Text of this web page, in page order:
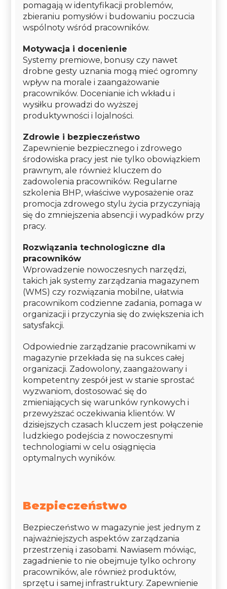
pomagają w identyfikacji problemów,
zbieraniu pomysłów i budowaniu poczucia
wspólnoty wśród pracowników.
Motywacja i docenienie
Systemy premiowe, bonusy czy nawet
drobne gesty uznania mogą mieć ogromny
wpływ na morale i zaangażowanie
pracowników. Docenianie ich wkładu i
wysiłku prowadzi do wyższej
produktywności i lojalności.
Zdrowie i bezpieczeństwo
Zapewnienie bezpiecznego i zdrowego
środowiska pracy jest nie tylko obowiązkiem
prawnym, ale również kluczem do
zadowolenia pracowników. Regularne
szkolenia BHP, właściwe wyposażenie oraz
promocja zdrowego stylu życia przyczyniają
się do zmniejszenia absencji i wypadków przy
pracy.
Rozwiązania technologiczne dla
pracowników
Wprowadzenie nowoczesnych narzędzi,
takich jak systemy zarządzania magazynem
(WMS) czy rozwiązania mobilne, ułatwia
pracownikom codzienne zadania, pomaga w
organizacji i przyczynia się do zwiększenia ich
satysfakcji.
Odpowiednie zarządzanie pracownikami w
magazynie przekłada się na sukces całej
organizacji. Zadowolony, zaangażowany i
kompetentny zespół jest w stanie sprostać
wyzwaniom, dostosować się do
zmieniających się warunków rynkowych i
przewyższać oczekiwania klientów. W
dzisiejszych czasach kluczem jest połączenie
ludzkiego podejścia z nowoczesnymi
technologiami w celu osiągnięcia
optymalnych wyników.
Bezpieczeństwo
Bezpieczeństwo w magazynie jest jednym z
najważniejszych aspektów zarządzania
przestrzenią i zasobami. Nawiasem mówiąc,
zagadnienie to nie obejmuje tylko ochrony
pracowników, ale również produktów,
sprzętu i samej infrastruktury. Zapewnienie